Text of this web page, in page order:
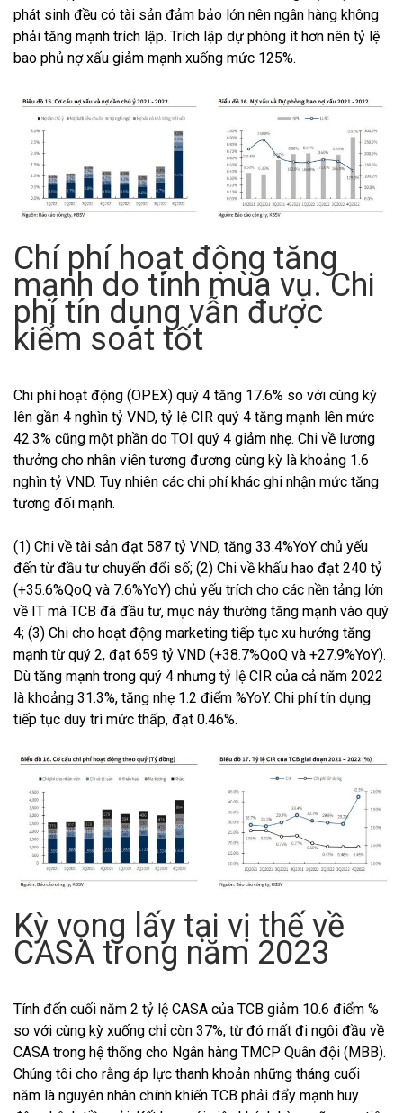
phát sinh đều có tài sản đảm bảo lớn nên ngân hàng không
phải tăng mạnh trích lập. Trích lập dự phòng ít hơn nên tỷ lệ
bao phủ nợ xấu giảm mạnh xuống mức 125%.
Chí phí hoạt động tăng
mạnh do tính mùa vụ. Chi
phí tín dụng vẫn được
kiểm soát tốt
Chi phí hoạt động (OPEX) quý 4 tăng 17.6% so với cùng kỳ
lên gần 4 nghìn tỷ VND, tỷ lệ CIR quý 4 tăng mạnh lên mức
42.3% cũng một phần do TOI quý 4 giảm nhẹ. Chi về lương
thưởng cho nhân viên tương đương cùng kỳ là khoảng 1.6
nghìn tỷ VND. Tuy nhiên các chi phí khác ghi nhận mức tăng
tương đối mạnh.
(1) Chi về tài sản đạt 587 tỷ VND, tăng 33.4%YoY chủ yếu
đến từ đầu tư chuyển đổi số; (2) Chi về khấu hao đạt 240 tỷ
(+35.6%QoQ và 7.6%YoY) chủ yếu trích cho các nền tảng lớn
về IT mà TCB đã đầu tư, mục này thường tăng mạnh vào quý
4; (3) Chi cho hoạt động marketing tiếp tục xu hướng tăng
mạnh từ quý 2, đạt 659 tỷ VND (+38.7%QoQ và +27.9%YoY).
Dù tăng mạnh trong quý 4 nhưng tỷ lệ CIR của cả năm 2022
là khoảng 31.3%, tăng nhẹ 1.2 điểm %YoY. Chi phí tín dụng
tiếp tục duy trì mức thấp, đạt 0.46%.
Kỳ vọng lấy tại vị thế về
CASA trong năm 2023
Tính đến cuối năm 2 tỷ lệ CASA của TCB giảm 10.6 điểm %
so với cùng kỳ xuống chỉ còn 37%, từ đó mất đi ngôi đầu về
CASA trong hệ thống cho Ngân hàng TMCP Quân đội (MBB).
Chúng tôi cho rằng áp lực thanh khoản những tháng cuối
năm là nguyên nhân chính khiến TCB phải đẩy mạnh huy